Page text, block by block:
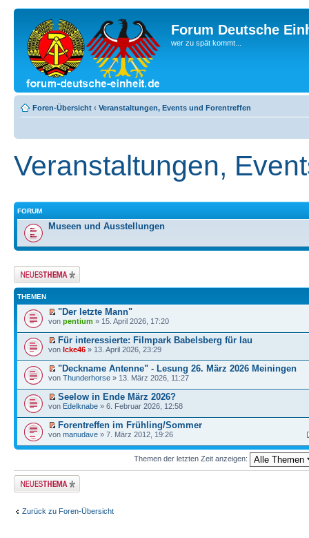
Forum Deutsche
wer zu spät kommt...
Foren-Übersicht ‹ Veranstaltungen, Events und Forentreffen
Veranstaltungen,
FORUM
Museen und Ausstellungen
Neues Thema
erstellen
THEMEN
"Der letzte Mann"
von pentium » 15. April 2026, 17:20
Für interessierte: Filmpark Babelsberg für lau
von Icke46 » 13. April 2026, 23:29
"Deckname Antenne" - Lesung 26. März 2026 Meiningen
von Thunderhorse » 13. März 2026, 11:27
Seelow in Ende März 2026?
von Edelknabe » 6. Februar 2026, 12:58
Forentreffen im Frühling/Sommer
von manudave » 7. März 2012, 19:26
Themen der letzten Zeit anzeigen:
Neues Thema
erstellen
Zurück zu Foren-Übersicht